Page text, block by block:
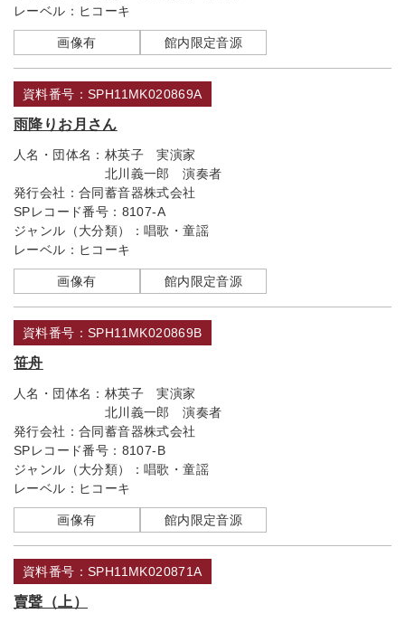
レーベル： ヒコーキ
画像有 館内限定音源
資料番号：SPH11MK020869A
雨降りお月さん
人名・団体名： 林英子 実演家
北川義一郎 演奏者
発行会社： 合同蓄音器株式会社
SPレコード番号： 8107-A
ジャンル（大分類）： 唱歌・童謡
レーベル： ヒコーキ
画像有 館内限定音源
資料番号：SPH11MK020869B
笹舟
人名・団体名： 林英子 実演家
北川義一郎 演奏者
発行会社： 合同蓄音器株式会社
SPレコード番号： 8107-B
ジャンル（大分類）： 唱歌・童謡
レーベル： ヒコーキ
画像有 館内限定音源
資料番号：SPH11MK020871A
賣聲（上）